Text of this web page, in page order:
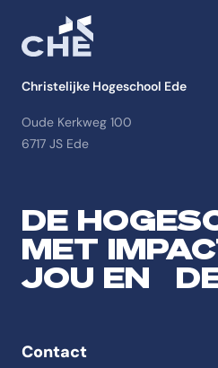
Christelijke Hogeschool Ede
Oude Kerkweg 100
6717 JS Ede
DE
MET
JOU EN
Contact